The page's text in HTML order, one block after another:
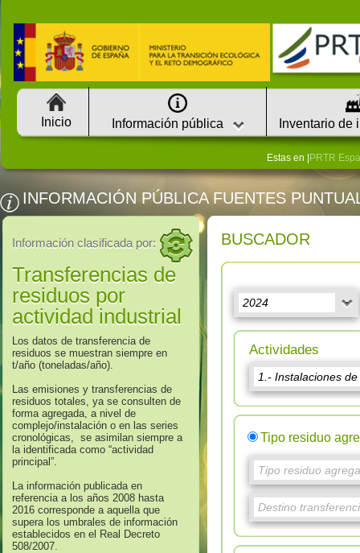
Inicio Información pública Inventario de
Estas en | PRTR
INFORMACIÓN PÚBLICA FUENTES
Información clasificada por:
Transferencias de
residuos por
actividad industrial
Los datos de transferencia de
residuos se muestran siempre en
t/año (toneladas/año).
Las emisiones y transferencias de
residuos totales, ya se consulten de
forma agregada, a nivel de
complejo/instalación o en las series
cronológicas, se asimilan siempre a
la identificada como “actividad
principal”.
La información publicada en
referencia a los años 2008 hasta
2016 corresponde a aquella que
supera los umbrales de información
establecidos en el Real Decreto
508/2007.
BUSCADOR
Actividades
Tipo residuo